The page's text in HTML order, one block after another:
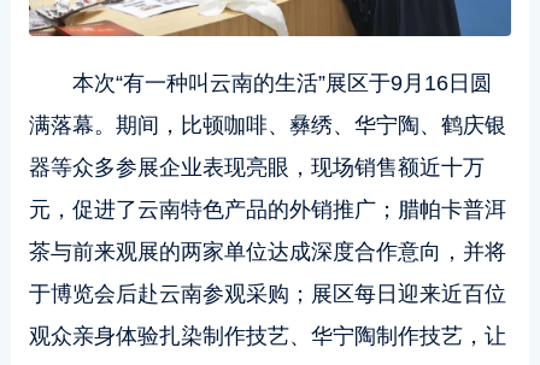
本次“有一种叫云南的生活”展区于9月16日圆
满落幕。期间，比顿咖啡、彝绣、华宁陶、鹤庆银
器等众多参展企业表现亮眼，现场销售额近十万
元，促进了云南特色产品的外销推广；腊帕卡普洱
茶与前来观展的两家单位达成深度合作意向，并将
于博览会后赴云南参观采购；展区每日迎来近百位
观众亲身体验扎染制作技艺、华宁陶制作技艺，让